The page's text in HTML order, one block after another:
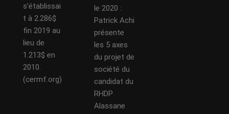
s’établissai
t à 2.286$
fin 2019 au
lieu de
1.213$ en
2010.
(cermf.org)
le 2020 :
Patrick Achi
présente
les 5 axes
du projet de
société du
candidat du
RHDP
Alassane